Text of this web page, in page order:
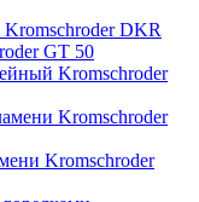
Kromschroder DKR
GT 50
Kromschroder
Kromschroder
Kromschroder